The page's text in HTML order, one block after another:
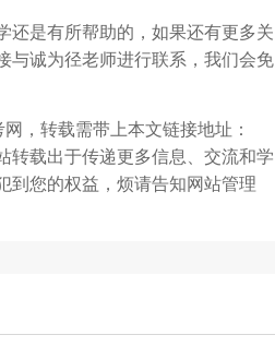
还是有所帮助的，如果还有更多关
与诚为径老师进行联系，我们会免
，转载需带上本文链接地址：
转载出于传递更多信息、交流和学
到您的权益，烦请告知网站管理